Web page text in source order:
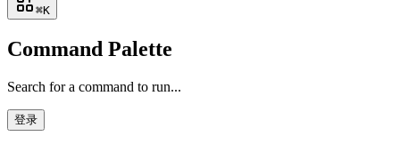
⌘K
Command Palette
Search for a command to run...
登录